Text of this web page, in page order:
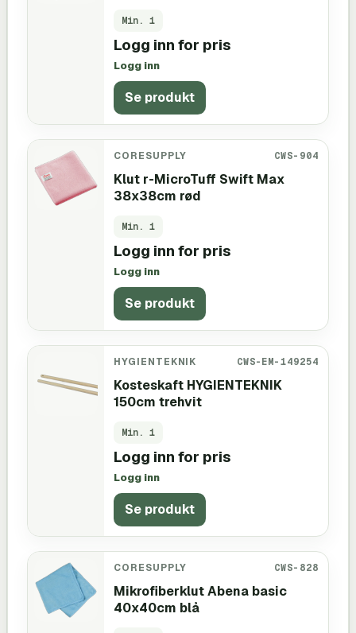
Min. 1
Logg inn for pris
Logg inn
Se produkt
CORESUPPLY CWS-904
Klut r-MicroTuff Swift Max
38x38cm rød
Min. 1
Logg inn for pris
Logg inn
Se produkt
HYGIENTEKNIK CWS-EM-149254
Kosteskaft HYGIENTEKNIK
150cm trehvit
Min. 1
Logg inn for pris
Logg inn
Se produkt
CORESUPPLY CWS-828
Mikrofiberklut Abena basic
40x40cm blå